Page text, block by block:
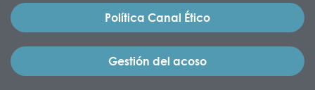
Política Canal Ético
Gestión del acoso